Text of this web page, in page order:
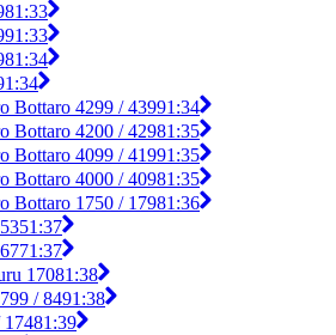
1:33
1:33
1:34
1:34
Bottaro 4299 / 43991:34
Bottaro 4200 / 42981:35
Bottaro 4099 / 41991:35
Bottaro 4000 / 40981:35
Bottaro 1750 / 17981:36
1:37
1:37
17081:38
/ 8491:38
1:39